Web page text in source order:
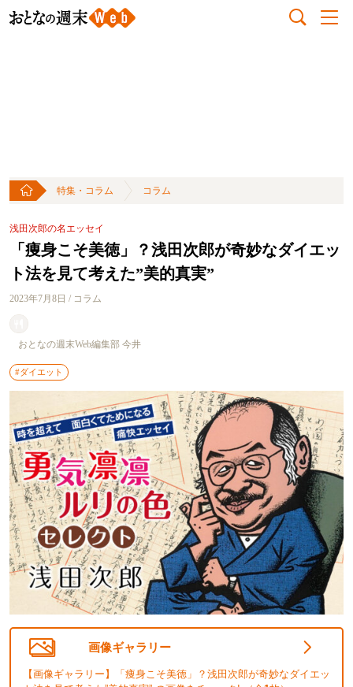
特集・コラム コラム
浅田次郎の名エッセイ
「痩身こそ美徳」？浅田次郎が奇妙なダイエッ
ト法を見て考えた”美的真実”
2023年7月8日 / コラム
おとなの週末Web編集部 今井
#ダイエット
画像ギャラリー
【画像ギャラリー】「痩身こそ美徳」？浅田次郎が奇妙なダイエッ